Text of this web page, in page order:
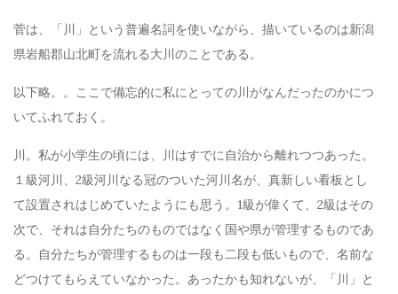
菅は、「川」という普遍名詞を使いながら、描いているのは新潟
県岩船郡山北町を流れる大川のことである。
以下略。。ここで備忘的に私にとっての川がなんだったのかにつ
いてふれておく。
川。私が小学生の頃には、川はすでに自治から離れつつあった。
１級河川、2級河川なる冠のついた河川名が、真新しい看板とし
て設置されはじめていたようにも思う。1級が偉くて、2級はその
次で、それは自分たちのものではなく国や県が管理するものであ
る。自分たちが管理するものは一段も二段も低いもので、名前な
どつけてもらえていなかった。あったかも知れないが、「川」と